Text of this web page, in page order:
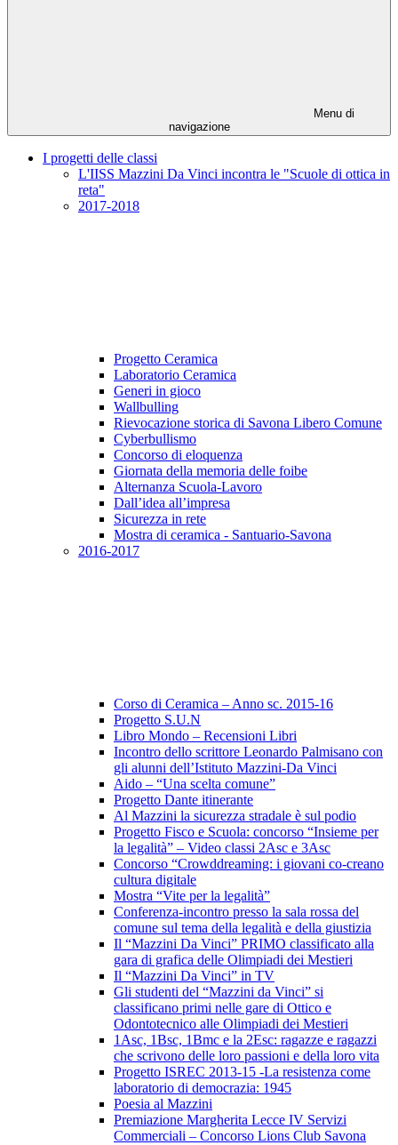
Menu di
navigazione
I progetti delle classi
L'IISS Mazzini Da Vinci incontra le "Scuole di ottica in
reta"
2017-2018
Progetto Ceramica
Laboratorio Ceramica
Generi in gioco
Wallbulling
Rievocazione storica di Savona Libero Comune
Cyberbullismo
Concorso di eloquenza
Giornata della memoria delle foibe
Alternanza Scuola-Lavoro
Dall’idea all’impresa
Sicurezza in rete
Mostra di ceramica - Santuario-Savona
2016-2017
Corso di Ceramica – Anno sc. 2015-16
Progetto S.U.N
Libro Mondo – Recensioni Libri
Incontro dello scrittore Leonardo Palmisano con
gli alunni dell’Istituto Mazzini-Da Vinci
Aido – “Una scelta comune”
Progetto Dante itinerante
Al Mazzini la sicurezza stradale è sul podio
Progetto Fisco e Scuola: concorso “Insieme per
la legalità” – Video classi 2Asc e 3Asc
Concorso “Crowddreaming: i giovani co-creano
cultura digitale
Mostra “Vite per la legalità”
Conferenza-incontro presso la sala rossa del
comune sul tema della legalità e della giustizia
Il “Mazzini Da Vinci” PRIMO classificato alla
gara di grafica delle Olimpiadi dei Mestieri
Il “Mazzini Da Vinci” in TV
Gli studenti del “Mazzini da Vinci” si
classificano primi nelle gare di Ottico e
Odontotecnico alle Olimpiadi dei Mestieri
1Asc, 1Bsc, 1Bmc e la 2Esc: ragazze e ragazzi
che scrivono delle loro passioni e della loro vita
Progetto ISREC 2013-15 -La resistenza come
laboratorio di democrazia: 1945
Poesia al Mazzini
Premiazione Margherita Lecce IV Servizi
Commerciali – Concorso Lions Club Savona